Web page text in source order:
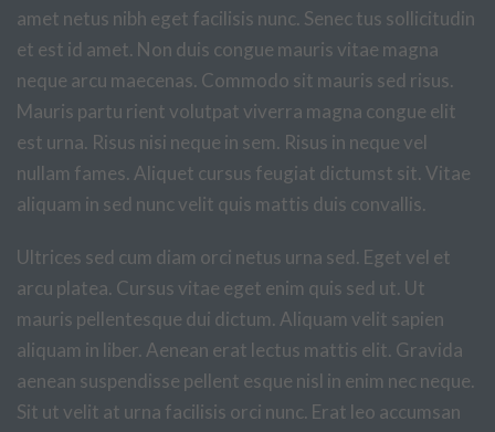
amet netus nibh eget facilisis nunc. Senec tus sollicitudin
et est id amet. Non duis congue mauris vitae magna
neque arcu maecenas. Commodo sit mauris sed risus.
Mauris partu rient volutpat viverra magna congue elit
est urna. Risus nisi neque in sem. Risus in neque vel
nullam fames. Aliquet cursus feugiat dictumst sit. Vitae
aliquam in sed nunc velit quis mattis duis convallis.
Ultrices sed cum diam orci netus urna sed. Eget vel et
arcu platea. Cursus vitae eget enim quis sed ut. Ut
mauris pellentesque dui dictum. Aliquam velit sapien
aliquam in liber. Aenean erat lectus mattis elit. Gravida
aenean suspendisse pellent esque nisl in enim nec neque.
Sit ut velit at urna facilisis orci nunc. Erat leo accumsan